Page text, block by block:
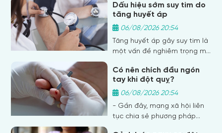
giúp bạn tìm hiểu về những
dấu hiệu quan trọng không
nên bỏ qua.
khỏe, nhưng việc dùng sai
cách khiến thuốc trở nên
kém hiệu quả, không kiểm
soát được bệnh…
Dấu hiệu sớm suy tim do
tăng huyết áp
06/08/2026 20:54
Tăng huyết áp gây suy tim là
một vấn đề nghiêm trọng mà
mặt. Tình trạng này có thể
dẫn đến những biến chứng
nguy hiểm, đe dọa tính
mạng. Vậy làm sao để phát
hiện sớm?
Có nên chích đầu ngón
tay khi đột quỵ?
06/08/2026 20:54
- Gần đây, mạng xã hội liên
tục chia sẻ phương pháp